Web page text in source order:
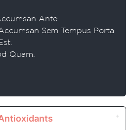
Ante.
Sem Tempus Porta
Quam.